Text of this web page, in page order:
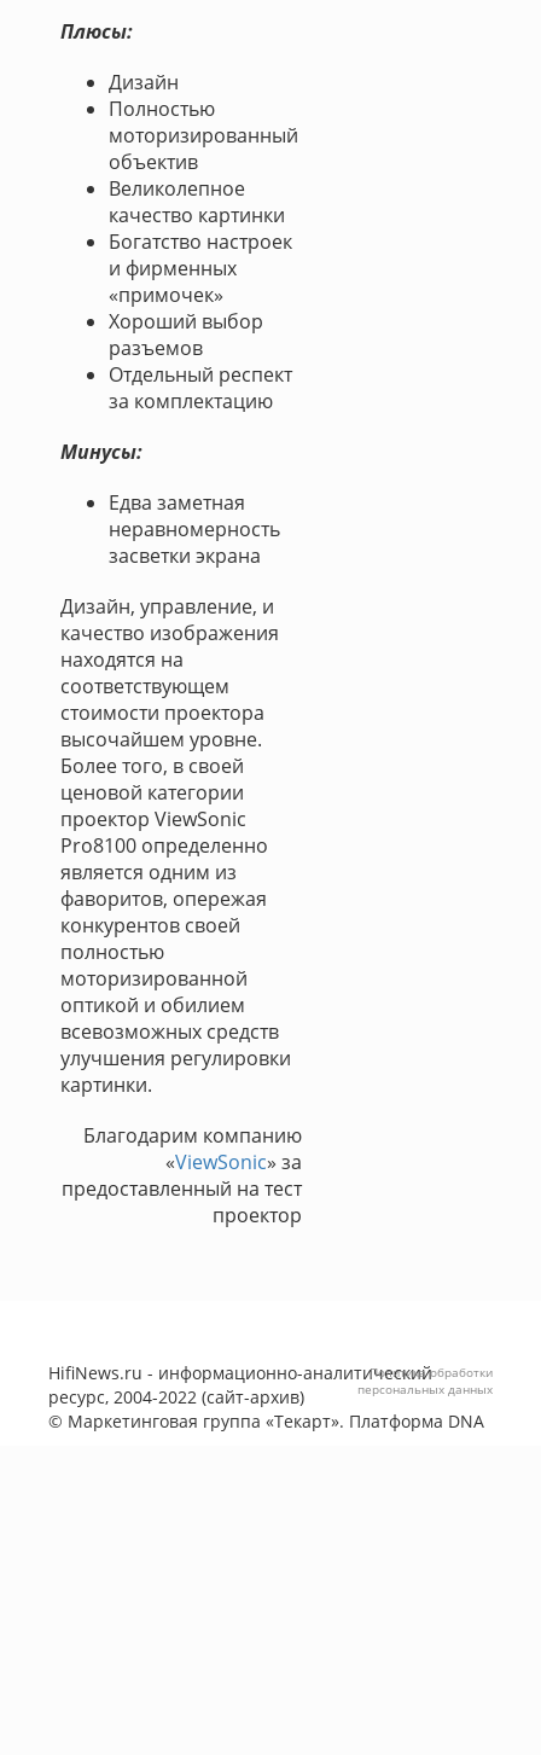
Плюсы:
Дизайн
Полностью
моторизированный
объектив
Великолепное
качество картинки
Богатство настроек
и фирменных
«примочек»
Хороший выбор
разъемов
Отдельный респект
за комплектацию
Минусы:
Едва заметная
неравномерность
засветки экрана
Дизайн, управление, и
качество изображения
находятся на
соответствующем
стоимости проектора
высочайшем уровне.
Более того, в своей
ценовой категории
проектор ViewSonic
Pro8100 определенно
является одним из
фаворитов, опережая
конкурентов своей
полностью
моторизированной
оптикой и обилием
всевозможных средств
улучшения регулировки
картинки.
Благодарим компанию
«ViewSonic» за
предоставленный на тест
проектор
HifiNews.ru - информационно-аналитический
ресурс, 2004-2022 (сайт-архив)
© Маркетинговая группа «Текарт». Платформа DNA
Политика обработки
персональных данных